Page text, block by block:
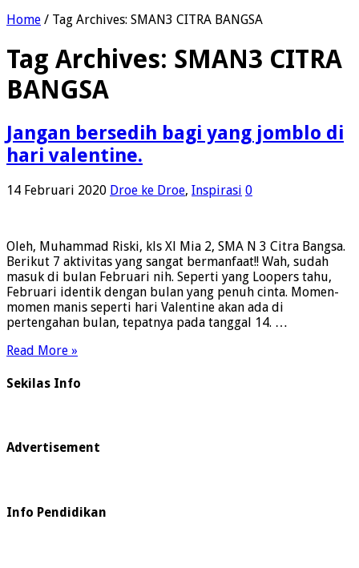
Home / Tag Archives: SMAN3 CITRA BANGSA
Tag Archives: SMAN3 CITRA
BANGSA
Jangan bersedih bagi yang jomblo di
hari valentine.
14 Februari 2020 Droe ke Droe, Inspirasi 0
Oleh, Muhammad Riski, kls Xl Mia 2, SMA N 3 Citra Bangsa.
Berikut 7 aktivitas yang sangat bermanfaat!! Wah, sudah
masuk di bulan Februari nih. Seperti yang Loopers tahu,
Februari identik dengan bulan yang penuh cinta. Momen-
momen manis seperti hari Valentine akan ada di
pertengahan bulan, tepatnya pada tanggal 14. …
Read More »
Sekilas Info
Advertisement
Info Pendidikan